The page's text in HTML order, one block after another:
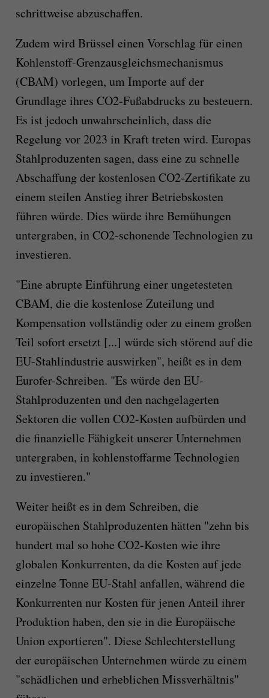
schrittweise abzuschaffen.
Zudem wird Brüssel einen Vorschlag für einen
Kohlenstoff-Grenzausgleichsmechanismus
(CBAM) vorlegen, um Importe auf der
Grundlage ihres CO2-Fußabdrucks zu besteuern.
Es ist jedoch unwahrscheinlich, dass die
Regelung vor 2023 in Kraft treten wird. Europas
Stahlproduzenten sagen, dass eine zu schnelle
Abschaffung der kostenlosen CO2-Zertifikate zu
einem steilen Anstieg ihrer Betriebskosten
führen würde. Dies würde ihre Bemühungen
untergraben, in CO2-schonende Technologien zu
investieren.
"Eine abrupte Einführung einer ungetesteten
CBAM, die die kostenlose Zuteilung und
Kompensation vollständig oder zu einem großen
Teil sofort ersetzt [...] würde sich störend auf die
EU-Stahlindustrie auswirken", heißt es in dem
Eurofer-Schreiben. "Es würde den EU-
Stahlproduzenten und den nachgelagerten
Sektoren die vollen CO2-Kosten aufbürden und
die finanzielle Fähigkeit unserer Unternehmen
untergraben, in kohlenstoffarme Technologien
zu investieren."
Weiter heißt es in dem Schreiben, die
europäischen Stahlproduzenten hätten "zehn bis
hundert mal so hohe CO2-Kosten wie ihre
globalen Konkurrenten, da die Kosten auf jede
einzelne Tonne EU-Stahl anfallen, während die
Konkurrenten nur Kosten für jenen Anteil ihrer
Produktion haben, den sie in die Europäische
Union exportieren". Diese Schlechterstellung
der europäischen Unternehmen würde zu einem
"schädlichen und erheblichen Missverhältnis"